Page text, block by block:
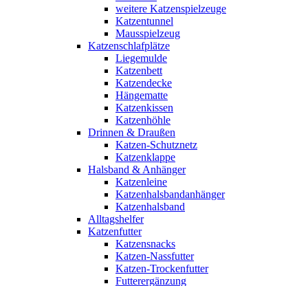
weitere Katzenspielzeuge
Katzentunnel
Mausspielzeug
Katzenschlafplätze
Liegemulde
Katzenbett
Katzendecke
Hängematte
Katzenkissen
Katzenhöhle
Drinnen & Draußen
Katzen-Schutznetz
Katzenklappe
Halsband & Anhänger
Katzenleine
Katzenhalsbandanhänger
Katzenhalsband
Alltagshelfer
Katzenfutter
Katzensnacks
Katzen-Nassfutter
Katzen-Trockenfutter
Futterergänzung